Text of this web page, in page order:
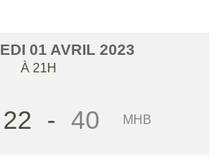
01 AVRIL 2023
À 21H
22 - 40 MHB